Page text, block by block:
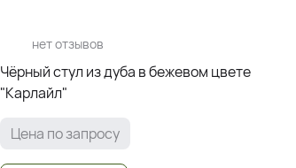
нет отзывов
Чёрный стул из дуба в бежевом цвете
"Карлайл"
Цена по запросу